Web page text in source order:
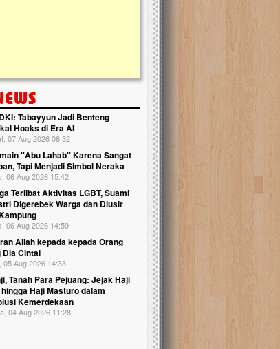
Tabayyun Jadi Benteng
Hoaks di Era AI
07 Aug 2026 06:32
''Abu Lahab'' Karena Sangat
Tapi Menjadi Simbol Neraka
06 Aug 2026 15:42
Terlibat Aktivitas LGBT, Suami
Digerebek Warga dan Diusir
06 Aug 2026 14:59
Allah kepada kepada Orang
Dia Cintai
05 Aug 2026 14:33
Tanah Para Pejuang: Jejak Haji
Haji Masturo dalam
Kemerdekaan
04 Aug 2026 11:28